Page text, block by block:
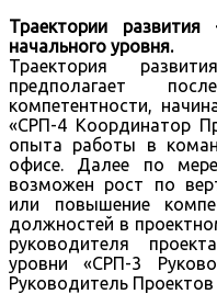
Траектории
начального уровня.
Траектория
предполагает
компетентности,
«СРП-4 Координатор
опыта работы в
офисе. Далее по
возможен рост по
или повышение
должностей в
руководителя
уровни «СРП-3
Руководитель